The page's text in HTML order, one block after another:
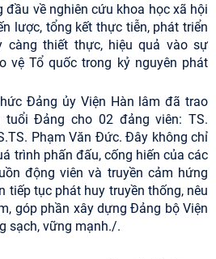
về nghiên cứu khoa học xã hội
lược, tổng kết thực tiễn, phát triển
càng thiết thực, hiệu quả vào sự
vệ Tổ quốc trong kỷ nguyên phát
Đảng ủy Viện Hàn lâm đã trao
Đảng cho 02 đảng viên: TS.
Phạm Văn Đức. Đây không chỉ
trình phấn đấu, cống hiến của các
động viên và truyền cảm hứng
tiếp tục phát huy truyền thống, nêu
góp phần xây dựng Đảng bộ Viện
sạch, vững mạnh./.